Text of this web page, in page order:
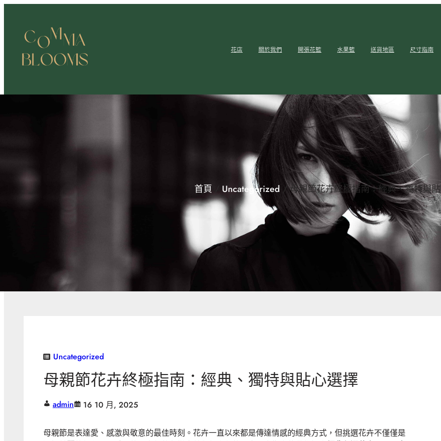
花店 關於我們 開張花籃 水果籃 送貨地區 尺寸指南
首頁 Uncategorized/ 母親節花卉終極指南：經典、獨特與貼
Uncategorized
母親節花卉終極指南：經典、獨特與貼心選擇
admin 16 10 月, 2025
母親節是表達愛、感激與敬意的最佳時刻。花卉一直以來都是傳達情感的經典方式，但挑選花卉不僅僅是